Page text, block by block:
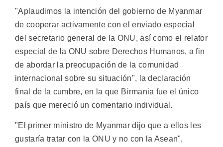
"Aplaudimos la intención del gobierno de Myanmar
de cooperar activamente con el enviado especial
del secretario general de la ONU, así como el relator
especial de la ONU sobre Derechos Humanos, a fin
de abordar la preocupación de la comunidad
internacional sobre su situación", la declaración
final de la cumbre, en la que Birmania fue el único
país que mereció un comentario individual.
"El primer ministro de Myanmar dijo que a ellos les
gustaría tratar con la ONU y no con la Asean",